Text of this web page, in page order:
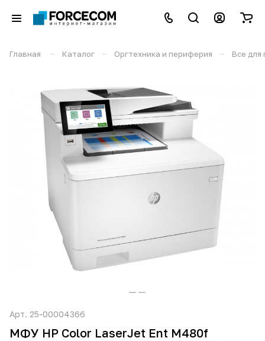
Главная – Каталог – Оргтехника и периферия – Все для
Арт. 25-00004366
МФУ HP Color LaserJet Ent M480f